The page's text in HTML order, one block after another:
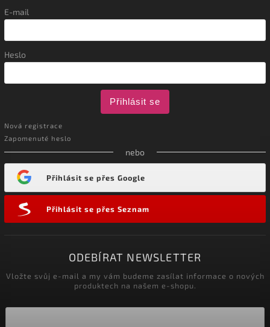
E-mail
Heslo
Přihlásit se
Nová registrace
Zapomenuté heslo
nebo
Přihlásit se přes Google
Přihlásit se přes Seznam
ODEBÍRAT NEWSLETTER
Vložte svůj e-mail a my vám budeme zasílat informace o nových
produktech na našem e-shopu.